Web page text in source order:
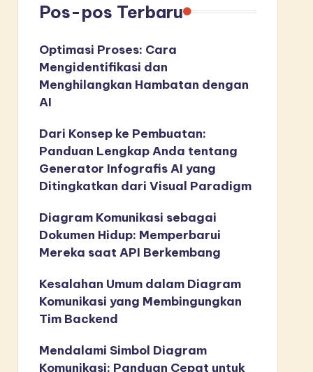
Pos-pos Terbaru
Optimasi Proses: Cara
Mengidentifikasi dan
Menghilangkan Hambatan dengan
AI
Dari Konsep ke Pembuatan:
Panduan Lengkap Anda tentang
Generator Infografis AI yang
Ditingkatkan dari Visual Paradigm
Diagram Komunikasi sebagai
Dokumen Hidup: Memperbarui
Mereka saat API Berkembang
Kesalahan Umum dalam Diagram
Komunikasi yang Membingungkan
Tim Backend
Mendalami Simbol Diagram
Komunikasi: Panduan Cepat untuk